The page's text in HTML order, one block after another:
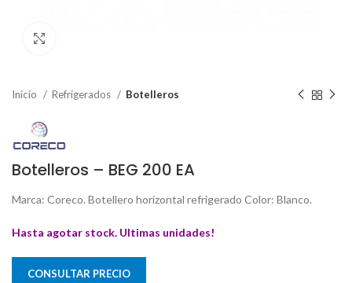
Inicio Refrigerados Botelleros
Botelleros – BEG 200 EA
Marca: Coreco. Botellero horizontal refrigerado Color: Blanco.
Hasta agotar stock. Ultimas unidades!
CONSULTAR PRECIO